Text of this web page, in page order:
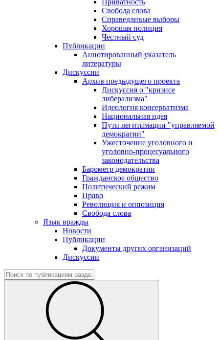
Приватность
Свобода слова
Справедливые выборы
Хорошая полиция
Честный суд
Публикации
Аннотированный указатель
литературы
Дискуссии
Архив предыдущего проекта
Дискуссия о "кризисе
либерализма"
Идеология консерватизма
Национальная идея
Пути легитимации "управляемой
демократии"
Ужесточение уголовного и
уголовно-процесуального
законодательства
Барометр демократии
Гражданское общество
Политический режим
Право
Революция и оппозиция
Свобода слова
Язык вражды
Новости
Публикации
Документы других организаций
Дискуссии